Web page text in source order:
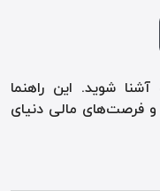
آشنا شوید. این راهنما
و فرصت‌های مالی دنیای